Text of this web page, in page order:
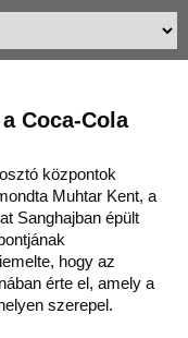
Coca-Cola
központok
Muhtar Kent, a
Sanghajban épült
hogy az
érte el, amely a
szerepel.